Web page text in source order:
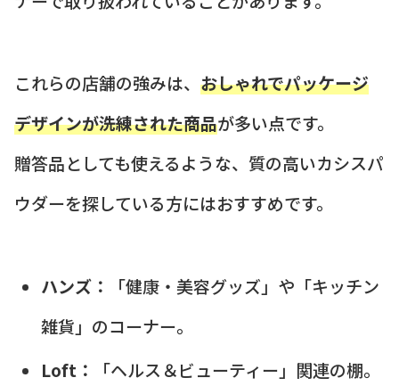
これらの店舗の強みは、 おしゃれでパッケージ
デザインが洗練された商品が多い点です。
贈答品としても使えるような、質の高いカシスパ
ウダーを探している方にはおすすめです。
ハンズ：
「健康・美容グッズ」や「キッチン
雑貨」のコーナー。
Loft：
「ヘルス＆ビューティー」関連の棚。